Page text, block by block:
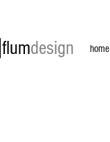
flumdesign home